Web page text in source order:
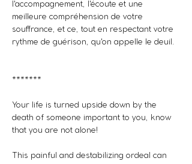
l'accompagnement, l'écoute et une
meilleure compréhension de votre
souffrance, et ce, tout en respectant votre
rythme de guérison, qu'on appelle le deuil.
*******
Your life is turned upside down by the
death of someone important to you, know
that you are not alone!
This painful and destabilizing ordeal can